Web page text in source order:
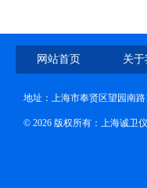
网站首页 关
地址：上海市奉贤区望园南路
© 2026 版权所有：上海诚卫